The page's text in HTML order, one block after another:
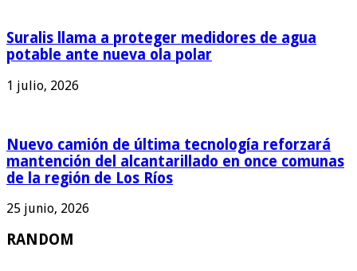
Suralis llama a proteger medidores de agua
potable ante nueva ola polar
1 julio, 2026
Nuevo camión de última tecnología reforzará
mantención del alcantarillado en once comunas
de la región de Los Ríos
25 junio, 2026
RANDOM